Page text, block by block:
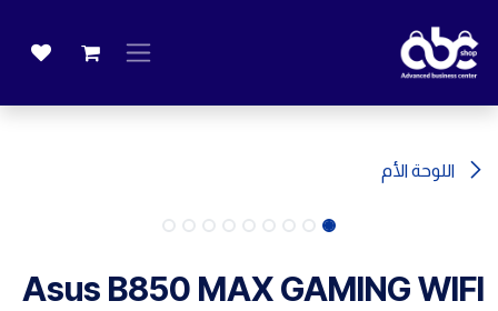
اللوحة الأم
Asus B850 MAX GAMING WIFI